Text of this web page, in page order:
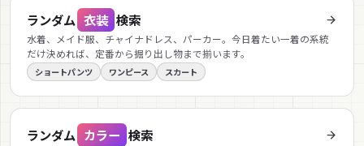
ランダム 衣装 検索
水着、メイド服、チャイナドレス、パーカー。今日着たい一着の系統
だけ決めれば、定番から掘り出し物まで揃います。
ショートパンツ ワンピース スカート
ランダム カラー 検索